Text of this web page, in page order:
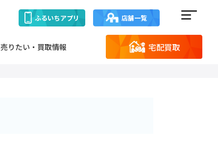
ふるいちアプリ 店舗一覧
売りたい・買取情報 宅配買取